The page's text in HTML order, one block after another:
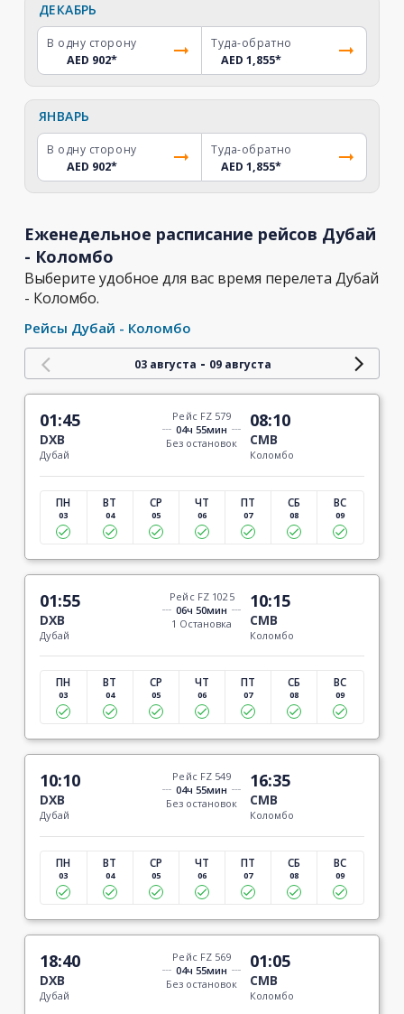
ДЕКАБРЬ
В одну сторону
AED 902*
Туда-обратно
AED 1,855*
ЯНВАРЬ
В одну сторону
AED 902*
Туда-обратно
AED 1,855*
Еженедельное расписание рейсов Дубай
- Коломбо
Выберите удобное для вас время перелета Дубай
- Коломбо.
Рейсы Дубай - Коломбо
03 августа - 09 августа
01:45
DXB
Дубай
Рейс FZ 579
04ч 55мин
Без остановок
08:10
CMB
Коломбо
ПН
03
ВТ
04
СР
05
ЧТ
06
ПТ
07
СБ
08
ВС
09
01:55
DXB
Дубай
Рейс FZ 1025
06ч 50мин
1 Остановка
10:15
CMB
Коломбо
ПН
03
ВТ
04
СР
05
ЧТ
06
ПТ
07
СБ
08
ВС
09
10:10
DXB
Дубай
Рейс FZ 549
04ч 55мин
Без остановок
16:35
CMB
Коломбо
ПН
03
ВТ
04
СР
05
ЧТ
06
ПТ
07
СБ
08
ВС
09
18:40
DXB
Дубай
Рейс FZ 569
04ч 55мин
Без остановок
01:05
CMB
Коломбо